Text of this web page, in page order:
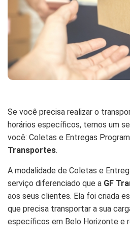
Se você precisa realizar o
horários específicos, temos um
você: Coletas e Entregas
Transportes.
A modalidade de Coletas e
serviço diferenciado que a GF
aos seus clientes. Ela foi criada
que precisa transportar a sua
específicos em Belo Horizonte e